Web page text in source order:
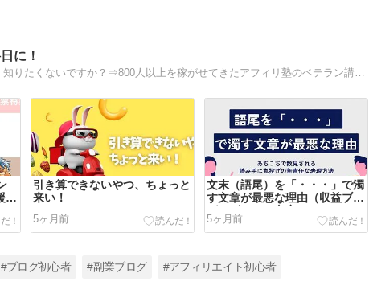
に！
おススメしなくても、勝手に次々売れていく記事の書き方、知りたくないですか？⇒800人以上を稼がせてきたアフィリ塾のベテラン講師の私がブログとメルマガで、超爆速で月10万円を突破する稼ぎ方をめちゃ分かりやすく教えてます。 稼げていない人必見！
特
引き算できないやつ、ちょっと
来い！
5ヶ月前
文末（語尾）を「・・・」で濁
す文章が最悪な理由（収益ブロ
グ＆ビジネス文章）
5ヶ月前
#ブログ初心者 #副業ブログ #アフィリエイト初心者